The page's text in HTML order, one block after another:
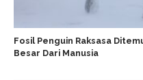
Fosil Penguin Raksasa
Besar Dari Manusia